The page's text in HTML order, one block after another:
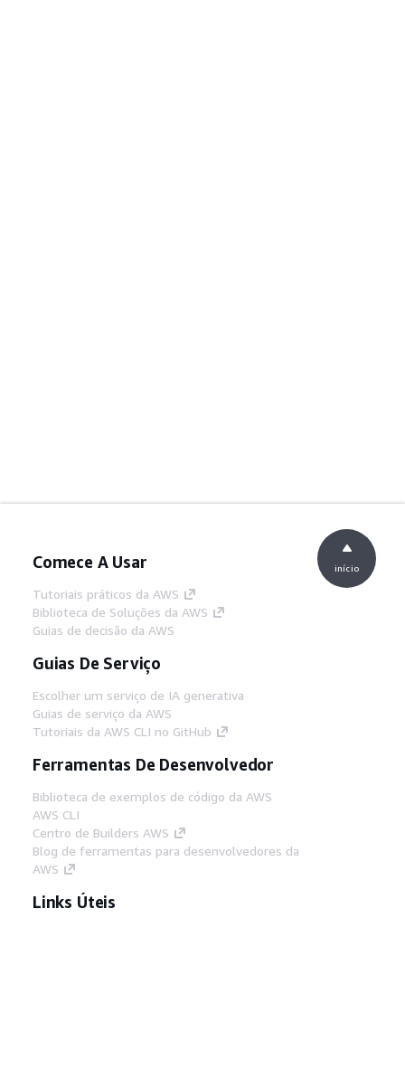
Comece A Usar
Tutoriais práticos da AWS
Biblioteca de Soluções da AWS
Guias de decisão da AWS
Guias De Serviço
Escolher um serviço de IA generativa
Guias de serviço da AWS
Tutoriais da AWS CLI no GitHub
Ferramentas De Desenvolvedor
Biblioteca de exemplos de código da AWS
AWS CLI
Centro de Builders AWS
Blog de ferramentas para desenvolvedores da
AWS
Links Úteis
início